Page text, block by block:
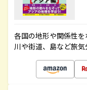
各国の地形や関係性を
川や街道、島など旅気